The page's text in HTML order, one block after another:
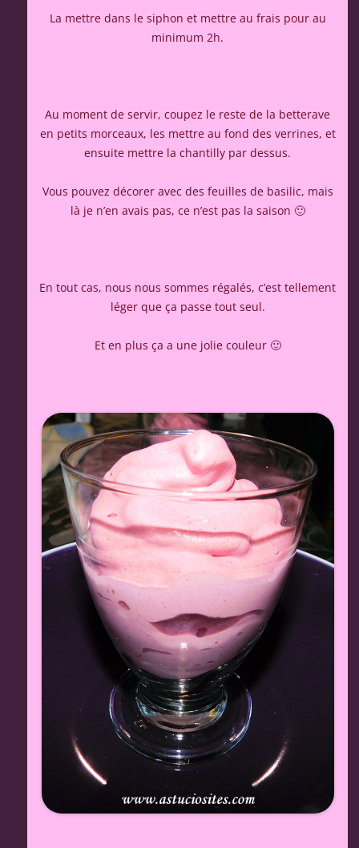
La mettre dans le siphon et mettre au frais pour au
minimum 2h.
Au moment de servir, coupez le reste de la betterave
en petits morceaux, les mettre au fond des verrines, et
ensuite mettre la chantilly par dessus.
Vous pouvez décorer avec des feuilles de basilic, mais
là je n’en avais pas, ce n’est pas la saison 🙂
En tout cas, nous nous sommes régalés, c’est tellement
léger que ça passe tout seul.
Et en plus ça a une jolie couleur 🙂